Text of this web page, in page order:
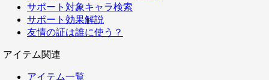
サポート対象キャラ検索
サポート効果解説
友情の証は誰に使う？
アイテム関連
アイテム一覧